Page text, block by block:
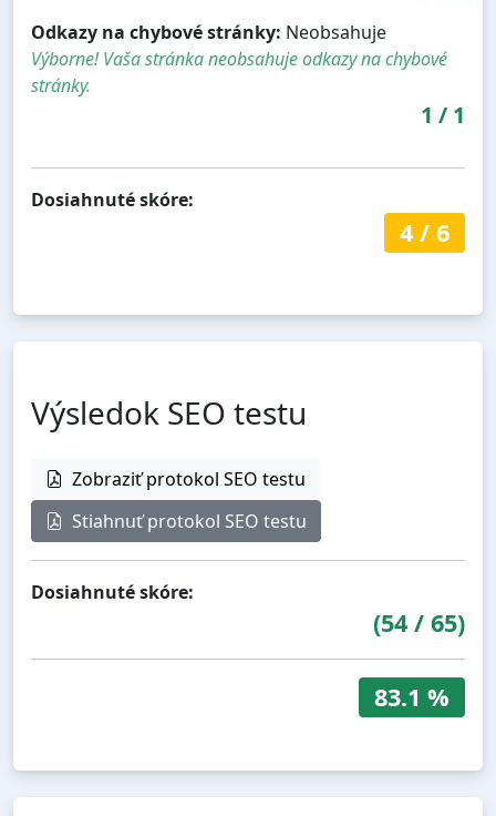
Odkazy na chybové stránky: Neobsahuje
Výborne! Vaša stránka neobsahuje odkazy na chybové
stránky.
1 / 1
Dosiahnuté skóre:
4/ 6
Výsledok SEO testu
Zobraziť protokol SEO testu
Stiahnuť protokol SEO testu
Dosiahnuté skóre:
(54 / 65)
83.1 %